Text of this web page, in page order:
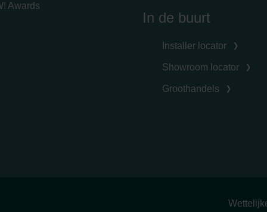
Awards
In de buurt
Installer locator
Showroom locator
Groothandels